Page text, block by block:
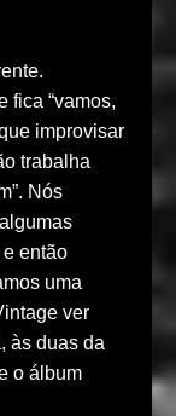
fica “vamos,
improvisar
trabalha
Nós
então
uma
ver
às duas da
o álbum